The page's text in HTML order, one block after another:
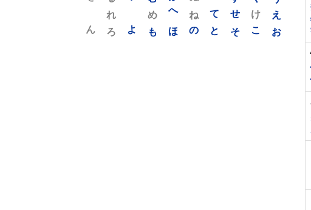
え
お
け
こ
せ
そ
て
と
ね
の
へ
ほ
め
も
よ
れ
ろ
ん